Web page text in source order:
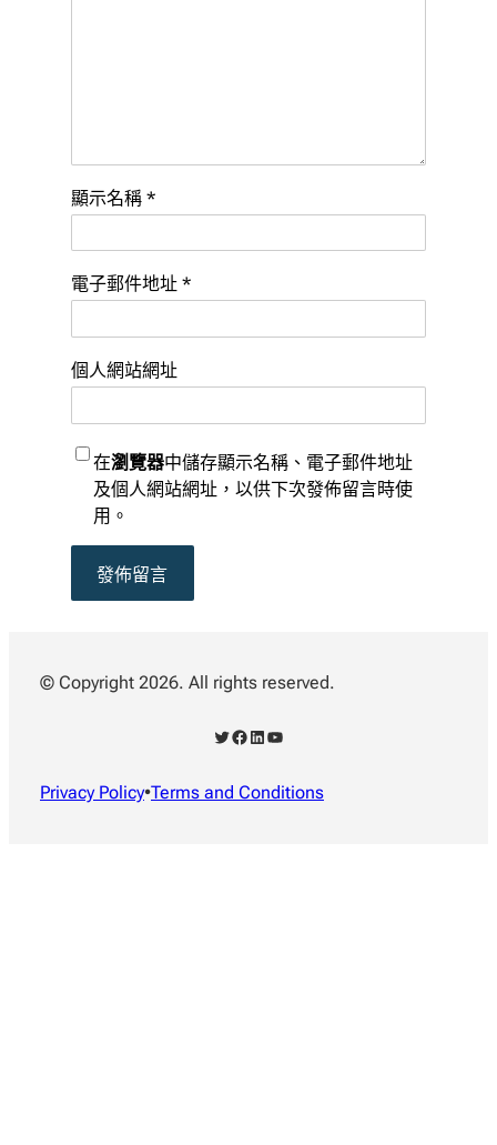
顯示名稱 *
電子郵件地址 *
個人網站網址
在瀏覽器中儲存顯示名稱、電子郵件地址
及個人網站網址，以供下次發佈留言時使
用。
© Copyright 2026. All rights reserved.
X Facebook LinkedIn YouTube
Privacy Policy•Terms and Conditions